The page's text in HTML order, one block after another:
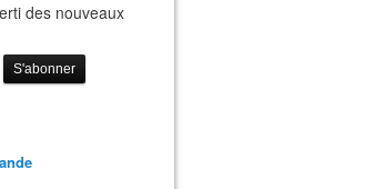
des nouveaux